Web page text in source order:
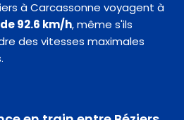
à Carcassonne voyagent à
92.6 km/h, même s'ils
des vitesses maximales